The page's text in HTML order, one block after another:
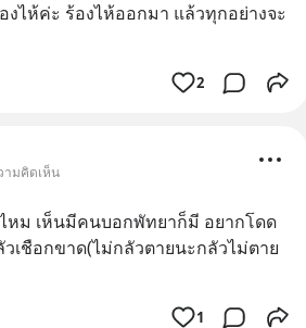
ไห้ค่ะ ร้องไห้ออกมา แล้วทุกอย่างจะ
2
ามคิดเห็น
หม เห็นมีคนบอกพัทยาก็มี อยากโดด
เชือกขาด(ไม่กลัวตายนะกลัวไม่ตาย
1